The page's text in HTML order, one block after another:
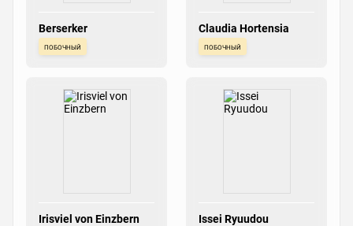
Berserker
побочный
Claudia Hortensia
побочный
Irisviel von Einzbern Issei Ryuudou